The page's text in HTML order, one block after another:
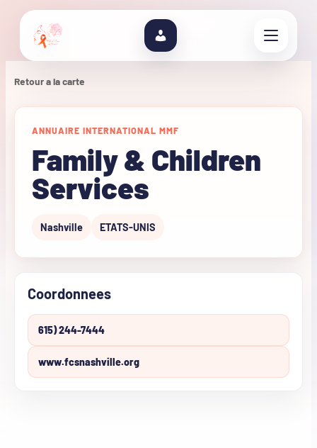
Retour a la carte
ANNUAIRE INTERNATIONAL MMF
Family & Children
Services
Nashville ETATS-UNIS
Coordonnees
615) 244-7444
www.fcsnashville.org